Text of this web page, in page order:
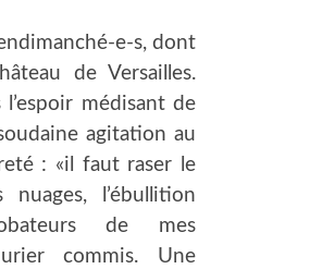
e-s, dont
de Versailles.
médisant de
agitation au
: «il faut raser le
l’ébullition
de mes
commis. Une